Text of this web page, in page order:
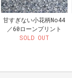
甘すぎない小花柄No44
／60ローンプリント
SOLD OUT